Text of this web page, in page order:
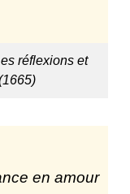
réflexions et
en amour